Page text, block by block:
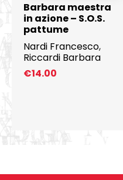
Barbara maestra
in azione – S.O.S.
pattume
Nardi Francesco,
Riccardi Barbara
€14.00